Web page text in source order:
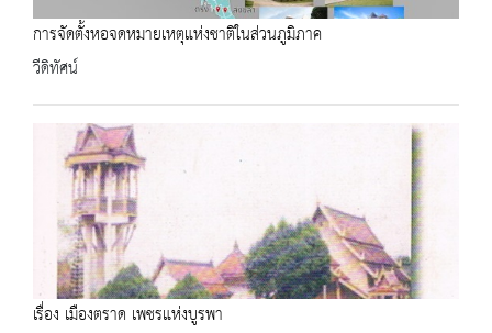
การจัดตั้งหอจดหมายเหตุแห่งชาติในส่วนภูมิภาค
วีดิทัศน์
เรื่อง เมืองตราด เพชรแห่งบูรพา